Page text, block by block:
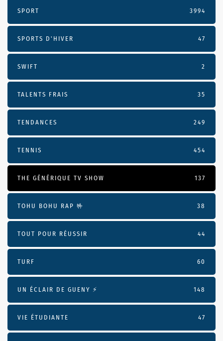
SPORT 3994
SPORTS D'HIVER 47
SWIFT 2
TALENTS FRAIS 35
TENDANCES 249
TENNIS 454
THE GÉNÉRIQUE TV SHOW 137
TOHU BOHU RAP 🤟 38
TOUT POUR RÉUSSIR 44
TURF 60
UN ÉCLAIR DE GUENY ⚡️ 148
VIE ÉTUDIANTE 47